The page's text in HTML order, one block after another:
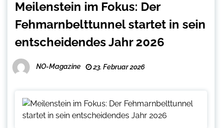
Meilenstein im Fokus: Der
Fehmarnbelttunnel startet in sein
entscheidendes Jahr 2026
NO-Magazine 23. Februar 2026